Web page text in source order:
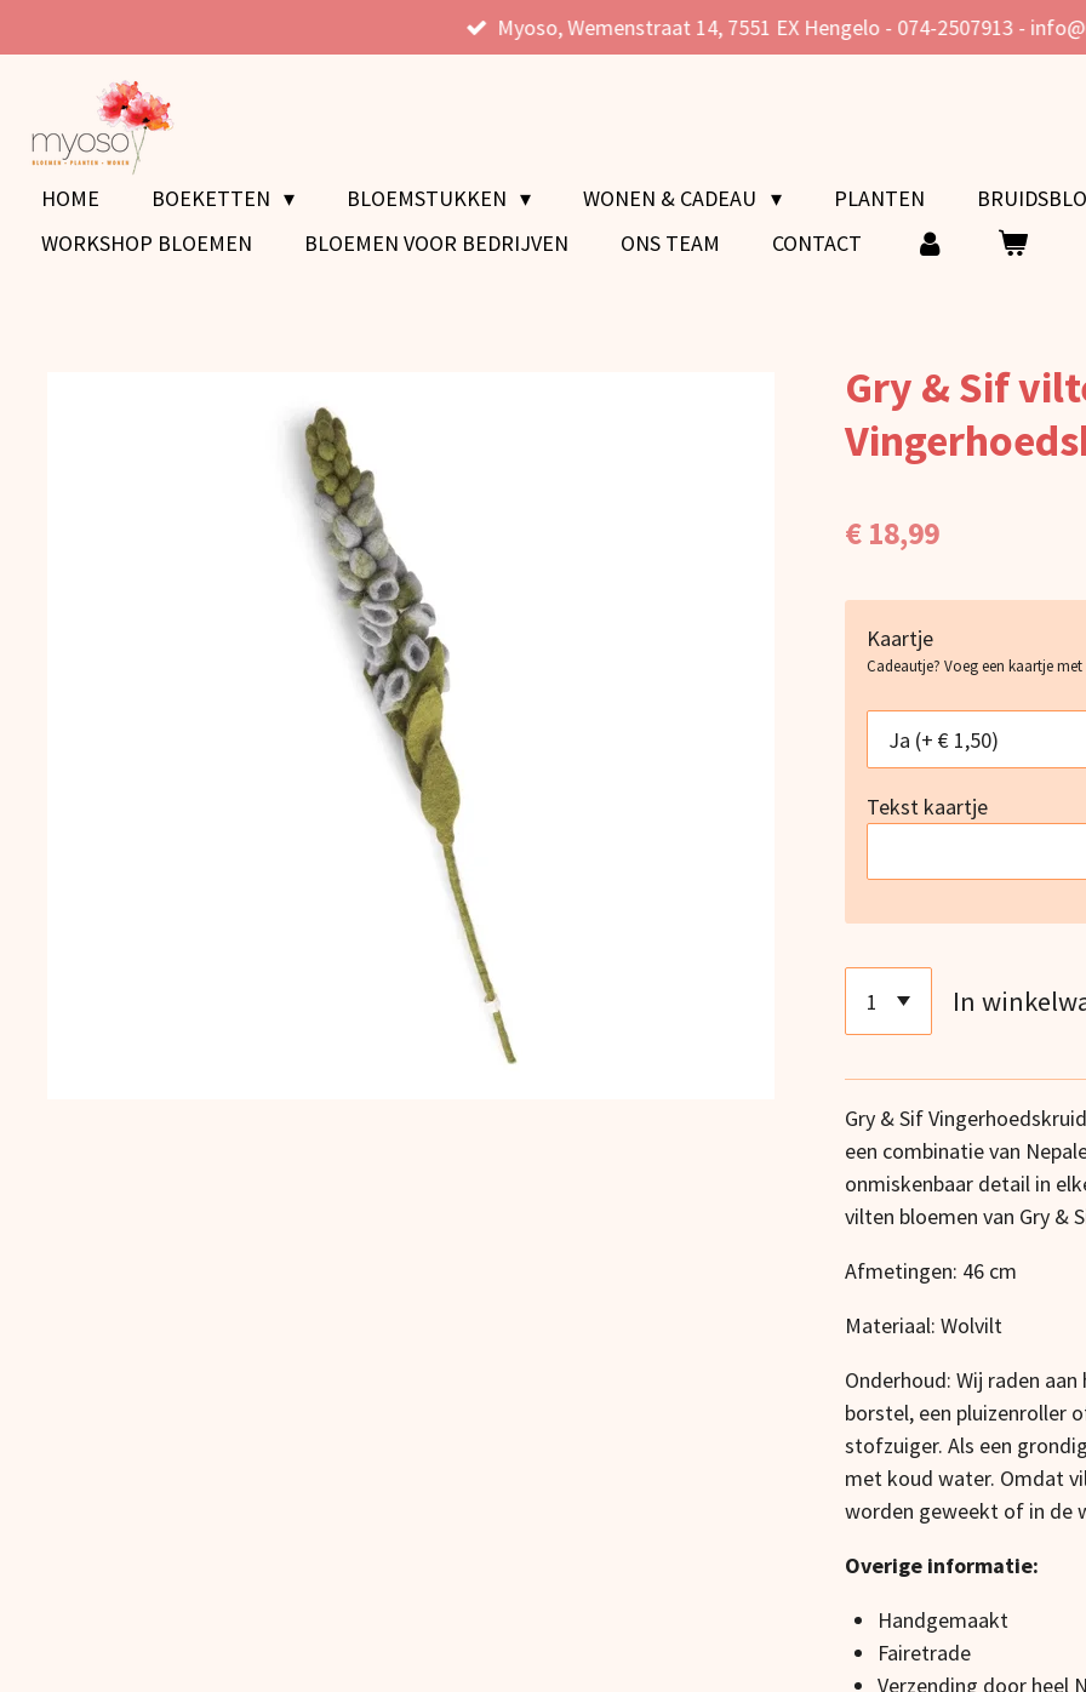
direct
hoofdinhoud
Myoso, Wemenstraat 14, 7551 EX Hengelo - 074-2507913 -
HOME BOEKETTEN BLOEMSTUKKEN WONEN & CADEAU PLANTEN
WORKSHOP BLOEMEN
BLOEMEN VOOR BEDRIJVEN ONS TEAM CONTACT
Gry & Sif
€ 18,99
Kaartje
Cadeautje? Voeg een kaartje
Tekst kaartje
In
Gry & Sif
een combinatie van
onmiskenbaar detail in
vilten bloemen van Gry &
Afmetingen: 46 cm
Materiaal: Wolvilt
Onderhoud: Wij raden
borstel, een pluizenroller
stofzuiger. Als een
met koud water. Omdat
worden geweekt of in de
Overige informatie:
Handgemaakt
Fairetrade
Verzending door heel